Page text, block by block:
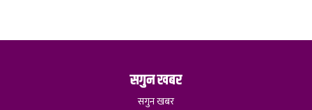
सगुन खबर
सगुन खबर